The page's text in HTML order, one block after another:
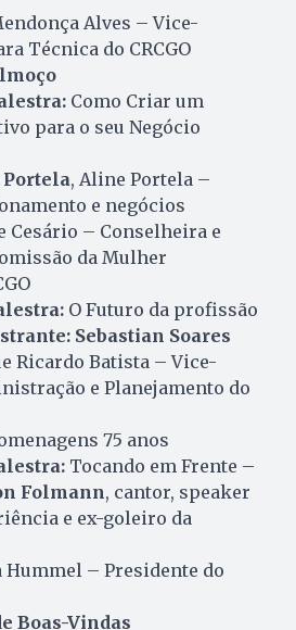
Alves – Vice-
Técnica do CRCGO
Como Criar um
para o seu Negócio
, Aline Portela –
e negócios
Cesário – Conselheira e
da Mulher
O Futuro da profissão
Sebastian Soares
Ricardo Batista – Vice-
e Planejamento do
75 anos
Tocando em Frente –
Folmann, cantor, speaker
e ex-goleiro da
Hummel – Presidente do
Boas-Vindas